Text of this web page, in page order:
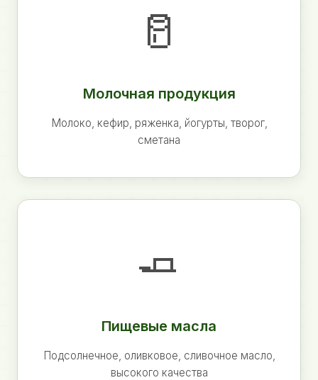
🥛
Молочная продукция
Молоко, кефир, ряженка, йогурты, творог,
сметана
🧈
Пищевые масла
Подсолнечное, оливковое, сливочное масло,
высокого качества